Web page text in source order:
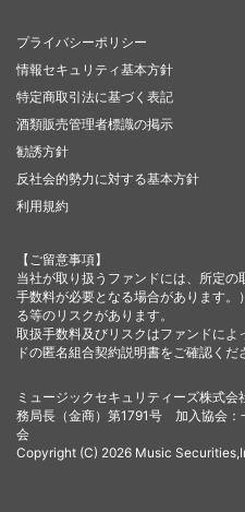
プライバシーポリシー
情報セキュリティ基本方針
特定商取引法に基づく表記
酒類販売管理者標識の掲示
勧誘方針
反社会的勢力に対する基本方針
利用規約
【ご留意事項】
当社が取り扱うファンドには、所定
手数料が必要となる場合があります
る等のリスクがあります。
取扱手数料及びリスクはファンドに
ドの匿名組合契約説明書をご確認くだ
ミュージックセキュリティーズ株式
務局長（金商）第1791号 加入協会：
会
Copyright (C) 2026 Music